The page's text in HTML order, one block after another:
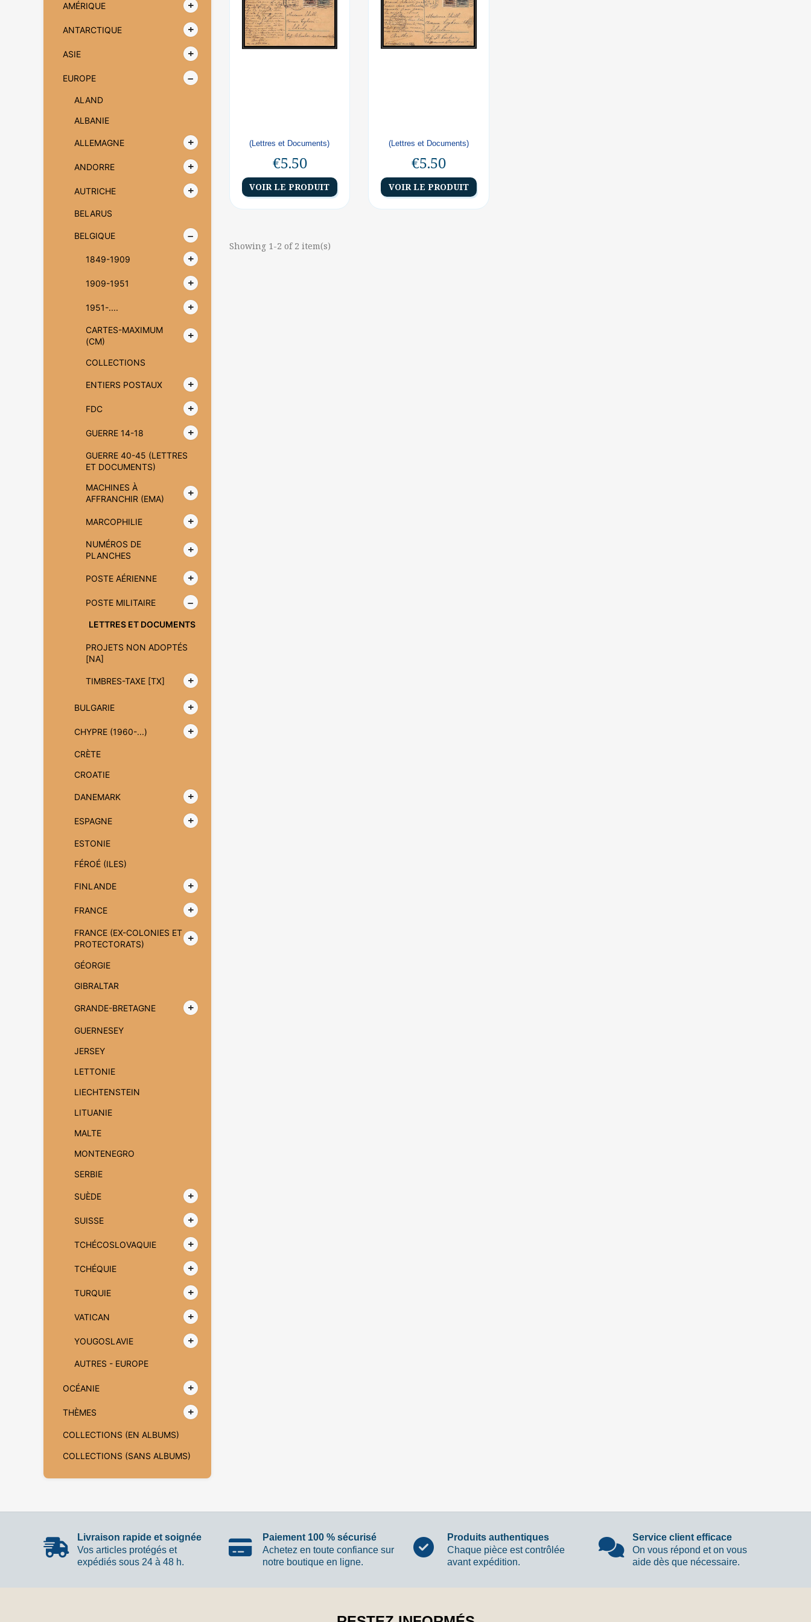
AMÉRIQUE
ANTARCTIQUE
ASIE
EUROPE
ALAND
ALBANIE
ALLEMAGNE
ANDORRE
AUTRICHE
BELARUS
BELGIQUE
1849-1909
1909-1951
1951-....
CARTES-MAXIMUM
(CM)
COLLECTIONS
ENTIERS POSTAUX
FDC
GUERRE 14-18
GUERRE 40-45 (LETTRES
ET DOCUMENTS)
MACHINES À
AFFRANCHIR (EMA)
MARCOPHILIE
NUMÉROS DE
PLANCHES
POSTE AÉRIENNE
POSTE MILITAIRE
LETTRES ET DOCUMENTS
PROJETS NON ADOPTÉS
[NA]
TIMBRES-TAXE [TX]
BULGARIE
CHYPRE (1960-...)
CRÈTE
CROATIE
DANEMARK
ESPAGNE
ESTONIE
FÉROÉ (ILES)
FINLANDE
FRANCE
FRANCE (EX-COLONIES ET
PROTECTORATS)
GÉORGIE
GIBRALTAR
GRANDE-BRETAGNE
GUERNESEY
JERSEY
LETTONIE
LIECHTENSTEIN
LITUANIE
MALTE
MONTENEGRO
SERBIE
SUÈDE
SUISSE
TCHÉCOSLOVAQUIE
TCHÉQUIE
TURQUIE
VATICAN
YOUGOSLAVIE
AUTRES - EUROPE
OCÉANIE
THÈMES
COLLECTIONS (EN ALBUMS)
COLLECTIONS (SANS ALBUMS)
(Lettres et Documents)
€5.50
VOIR LE PRODUIT
(Lettres et Documents)
€5.50
VOIR LE PRODUIT
Showing 1-2 of 2 item(s)
Livraison rapide et soignée
Vos articles protégés et
expédiés sous 24 à 48 h.
Paiement 100 % sécurisé
Achetez en toute confiance sur
notre boutique en ligne.
Produits authentiques
Chaque pièce est contrôlée
avant expédition.
Service client efficace
On vous répond et on vous
aide dès que nécessaire.